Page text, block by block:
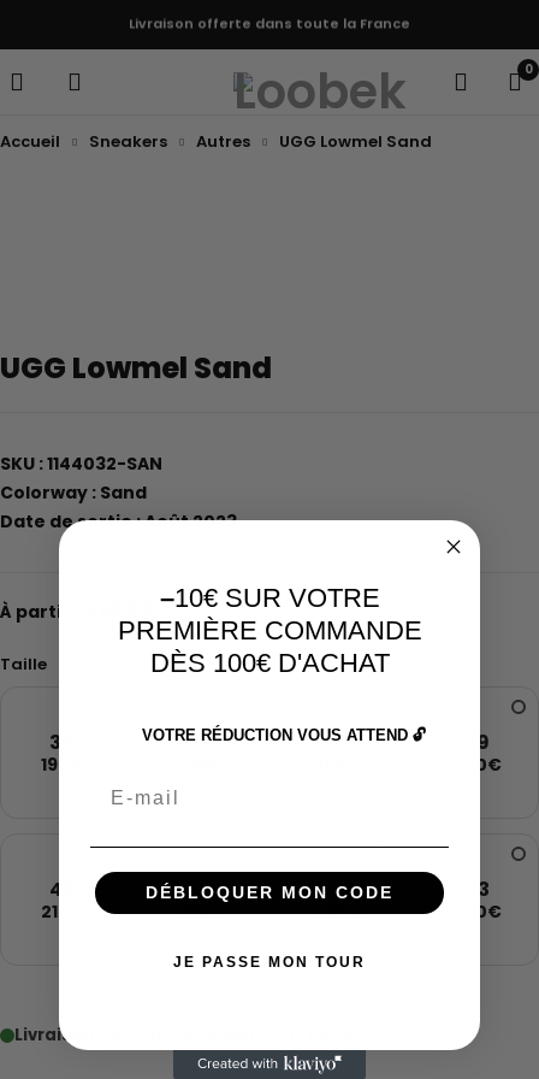
Livraison offerte dans toute la France
0
Accueil Sneakers Autres UGG Lowmel Sand
UGG Lowmel Sand
SKU : 1144032-SAN
Colorway : Sand
Date de sortie : Août 2023
À partir de
Taille
36
190€
37 38 39
250€
40
210€
41
190€
42
205€
43
240€
Livraison 48–72h
–10€ SUR VOTRE
PREMIÈRE COMMANDE
DÈS 100€ D'ACHAT
VOTRE RÉDUCTION VOUS ATTEND 🔓
DÉBLOQUER MON CODE
JE PASSE MON TOUR